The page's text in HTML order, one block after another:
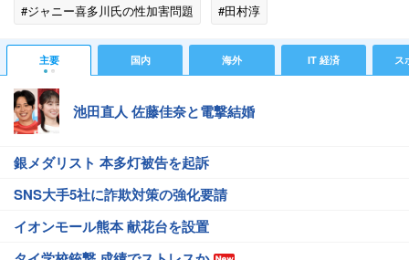
#ジャニー喜多川氏の性加害問題
#田村淳
#SMILE-UP.（旧ジャニーズ）
#エンタメ・芸能ニュース
主要 国内 海外 IT 経済 ス
池田直人 佐藤佳奈と電撃結婚
銀メダリスト 本多灯被告を起訴
SNS大手5社に詐欺対策の強化要請
イオンモール熊本 献花台を設置